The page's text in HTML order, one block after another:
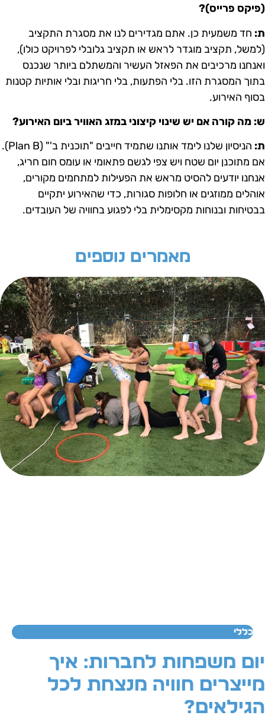
פרייס)?
חד משמעית כן. אתם מגדירים לנו את מסגרת התקציב
תקציב מוגדר לראש או תקציב גלובלי לפרויקט כולו),
מרכיבים את הפאזל העשיר והמשתלם ביותר שנכנס
המסגרת הזו. בלי הפתעות, בלי חריגות ובלי אותיות קטנות
האירוע.
מה קורה אם יש שינוי קיצוני במזג האוויר ביום האירוע?
הניסיון שלנו לימד אותנו שתמיד חייבים "תוכנית ב'" (Plan B).
מתוכנן יום שטח ויש צפי לגשם פתאומי או עומס חום חריג,
יודעים להסיט מראש את הפעילות למתחמים מקורים,
ממוזגים או חלופות סגורות, כדי שהאירוע יתקיים
ובנוחות מקסימלית בלי לפגוע בחוויה של העובדים.
מאמרים נוספים
כללי
משפחות לחברות: איך
חוויה מנצחת לכל